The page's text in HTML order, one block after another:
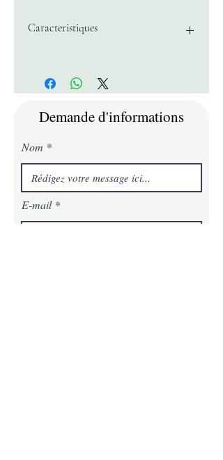
Caracteristiques
Demande d'informations
Nom
E-mail